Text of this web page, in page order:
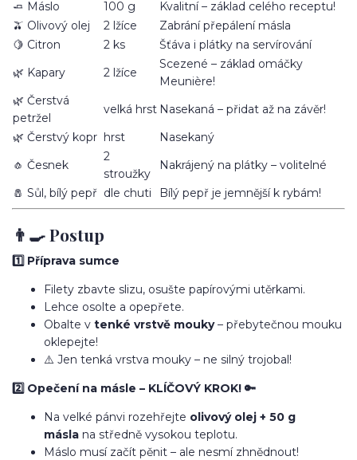
🧈 Máslo 100 g
Kvalitní – základ celého receptu!
🫒 Olivový olej
2 lžíce
Zabrání přepálení másla
🍋 Citron
2 ks
Šťáva i plátky na servírování
🌿 Kapary
2 lžíce
Scezené – základ omáčky
Meunière!
🌿 Čerstvá
petržel
velká hrst Nasekaná – přidat až na závěr!
🌿 Čerstvý kopr hrst
Nasekaný
🧄 Česnek
2
stroužky
Nakrájený na plátky – volitelné
🧂 Sůl, bílý pepř dle chuti Bílý pepř je jemnější k rybám!
👨‍🍳 Postup
1️⃣ Příprava sumce
Filety zbavte slizu, osušte papírovými utěrkami.
Lehce osolte a opepřete.
Obalte v tenké vrstvě mouky– přebytečnou mouku
oklepejte!
⚠️ Jen tenká vrstva mouky – ne silný trojobal!
2️⃣ Opečení na másle – KLÍČOVÝ KROK! 🔑
Na velké pánvi rozehřejte olivový olej + 50 g
másla na středně vysokou teplotu.
Máslo musí začít pěnit – ale nesmí zhnědnout!